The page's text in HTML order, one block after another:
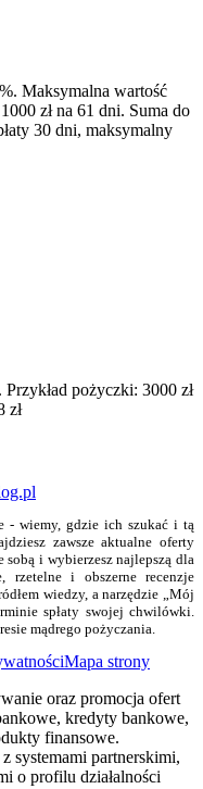
Maksymalna wartość
zł na 61 dni. Suma do
30 dni, maksymalny
pożyczki: 3000 zł
zł
- wiemy, gdzie ich szukać i tą
zawsze aktualne oferty
i wybierzesz najlepszą dla
rzetelne i obszerne recenzje
wiedzy, a narzędzie „Mój
spłaty swojej chwilówki.
mądrego pożyczania.
Mapa strony
oraz promocja ofert
kredyty bankowe,
finansowe.
systemami partnerskimi,
o profilu działalności